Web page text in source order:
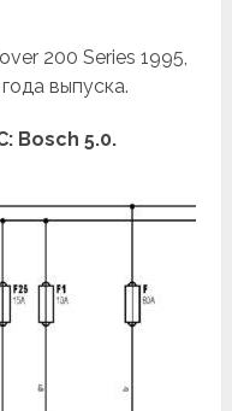
200 Series 1995,
выпуска.
Bosch 5.0.